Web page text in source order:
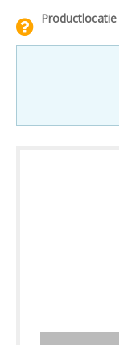
Productlocatie